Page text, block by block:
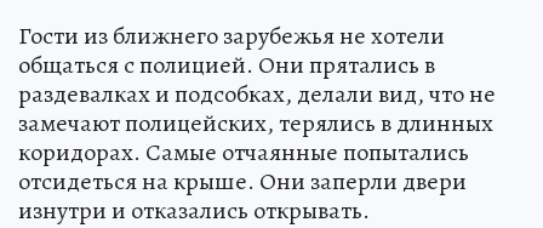
Гости из ближнего зарубежья не хотели
общаться с полицией. Они прятались в
раздевалках и подсобках, делали вид, что не
замечают полицейских, терялись в длинных
коридорах. Самые отчаянные попытались
отсидеться на крыше. Они заперли двери
изнутри и отказались открывать.